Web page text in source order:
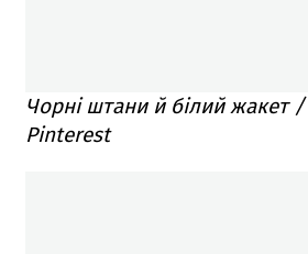
Чорні штани й білий жакет
Pinterest